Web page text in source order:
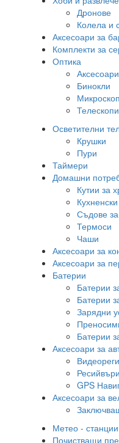
Дронове
Колела и
Аксесоари за
Комплекти за
Оптика
Бинокли
Телескопи
Осветителни
Крушки
Пури
Таймери
Домашни
Кутии за
Съдове
Термоси
Чаши
Аксесоари за
Аксесоари за
Батерии
Батерии
Батерии
Зарядни
Батерии
Аксесоари за
Ресийвъри
GPS
Аксесоари за
Метео -
Почистващи